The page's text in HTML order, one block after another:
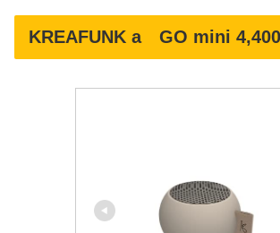
KREAFUNK a GO mini